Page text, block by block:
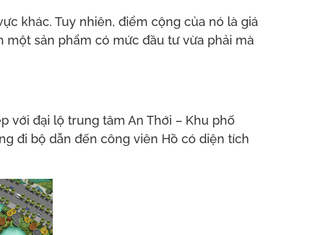
khác. Tuy nhiên, điểm cộng của nó là giá
sản phẩm có mức đầu tư vừa phải mà
với đại lộ trung tâm An Thới – Khu phố
đi bộ dẫn đến công viên Hồ có diện tích